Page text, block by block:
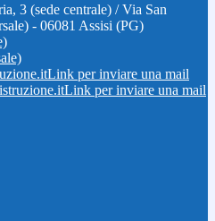
3 (sede centrale) / Via San
- 06081 Assisi (PG)
Link per inviare una mail
Link per inviare una mail